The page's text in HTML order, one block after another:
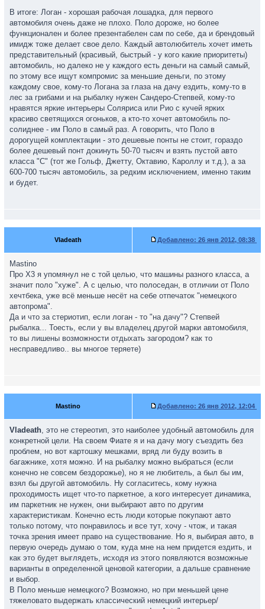
В итоге: Логан - хорошая рабочая лошадка, для первого
автомобиля очень даже не плохо. Поло дороже, но более
функционален и более презентабелен сам по себе, да и брендовый
имидж тоже делает свое дело. Каждый автолюбитель хочет иметь
представительный (красивый, быстрый - у кого какие приоритеты)
автомобиль, но далеко не у каждого есть деньги на самый самый,
по этому все ищут компромис за меньшие деньги, по этому
каждому свое, кому-то Логана за глаза на дачу ездить, кому-то в
лес за грибами и на рыбалку нужен Сандеро-Степвей, кому-то
нравятся яркие интерьеры Соляриса или Рио с кучей ярких
красиво светящихся огоньков, а кто-то хочет автомобиль по-
солиднее - им Поло в самый раз. А говорить, что Поло в
дорогущей комплектации - это дешевые понты не стоит, гораздо
более дешевый понт докинуть 50-70 тысяч и взять пустой авто
класса "С" (тот же Гольф, Джетту, Октавию, Кароллу и т.д.), а за
600-700 тысяч автомобиль, за редким исключением, именно таким
и будет.
Vladeath Добавлено: 26 янв 2012, 08:38
Mastino
Про Х3 я упомянул не с той целью, что машины разного класса, а
значит поло "хуже". А с целью, что полоседан, в отличии от Поло
хечтбека, уже всё меньше несёт на себе отпечаток "немецкого
автопрома".
Да и что за стериотип, если логан - то "на дачу"? Степвей
рыбалка... Тоесть, если у вы владелец другой марки автомобиля,
то вы лишены возможности отдыхать загородом? как то
несправедливо.. вы многое теряете)
Mastino Добавлено: 26 янв 2012, 12:04
Vladeath, это не стереотип, это наиболее удобный автомобиль для
конкретной цели. На своем Фиате я и на дачу могу съездить без
проблем, но вот картошку мешками, вряд ли буду возить в
багажнике, хотя можно. И на рыбалку можно выбраться (если
конечно не совсем бездорожье), но я не любитель, а был бы им,
взял бы другой автомобиль. Ну согласитесь, кому нужна
проходимость ищет что-то паркетное, а кого интересует динамика,
им паркетник не нужен, они выбирают авто по другим
характеристикам. Конечно есть люди которые покупают авто
только потому, что понравилось и все тут, хочу - чтож, и такая
точка зрения имеет право на существование. Но я, выбирая авто, в
первую очередь думаю о том, куда мне на нем придется ездить, и
как это будет выглядеть, исходя из этого появляются возможные
варианты в определенной ценовой категории, а дальше сравнение
и выбор.
В Поло меньше немецкого? Возможно, но при меньшей цене
тяжеловато выдержать классический немецкий интерьер/